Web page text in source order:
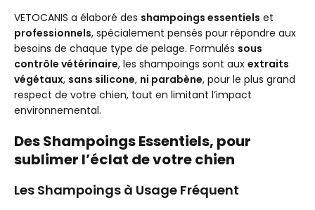
VETOCANIS a élaboré des shampoings essentiels et
professionnels, spécialement pensés pour répondre aux
besoins de chaque type de pelage. Formulés sous
contrôle vétérinaire, les shampoings sont aux extraits
végétaux, sans silicone, ni parabène, pour le plus grand
respect de votre chien, tout en limitant l’impact
environnemental.
Des Shampoings Essentiels, pour
sublimer l’éclat de votre chien
Les Shampoings à Usage Fréquent